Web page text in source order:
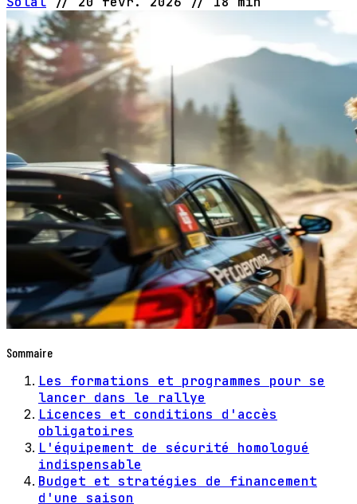
Sommaire
Les formations et programmes pour se
lancer dans le rallye
Licences et conditions d'accès
obligatoires
L'équipement de sécurité homologué
indispensable
Budget et stratégies de financement
d'une saison